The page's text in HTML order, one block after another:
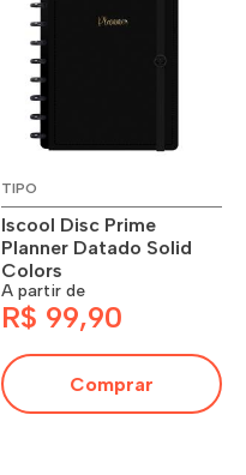
TIPO
Iscool Disc Prime
Planner Datado Solid
Colors
A partir de
R$ 99,90
Comprar